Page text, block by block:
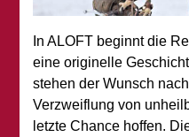
In ALOFT beginnt die
eine originelle
stehen der Wunsch
Verzweiflung von
letzte Chance hoffen.